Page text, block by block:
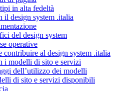
in alta fedeltà
il design system .italia
del design system
operative
contribuire al design system .italia
i modelli di sito e servizi
dell’utilizzo dei modelli
di sito e servizi disponibili